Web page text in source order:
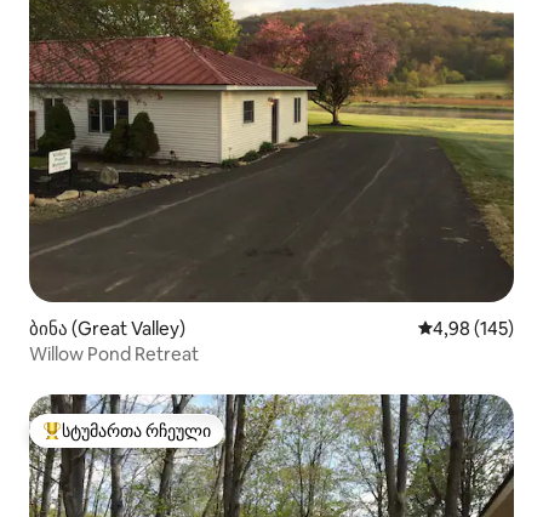
ბინა (Great Valley) საშუალო
4,98 (145)
Willow Pond Retreat
სტუმართა რჩეული მოწინავე ვარიანტი
სტუმართა რჩეული